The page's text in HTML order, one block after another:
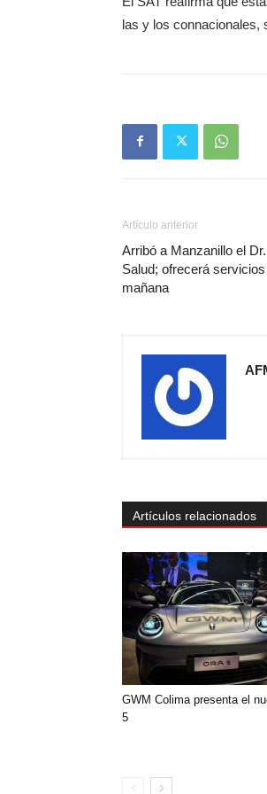
las y los connacionales,
Artículo anterior
Arribó a Manzanillo el
Salud; ofrecerá
mañana
Artículos relacionados
GWM Colima presenta el
5